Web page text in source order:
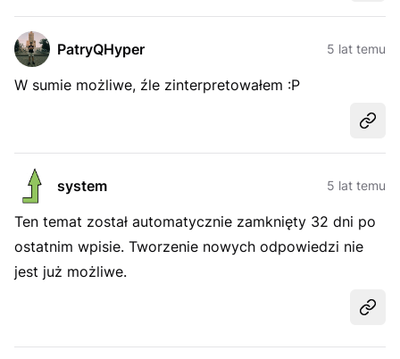
PatryQHyper 5 lat temu
W sumie możliwe, źle zinterpretowałem :P
system 5 lat temu
Ten temat został automatycznie zamknięty 32 dni po
ostatnim wpisie. Tworzenie nowych odpowiedzi nie
jest już możliwe.